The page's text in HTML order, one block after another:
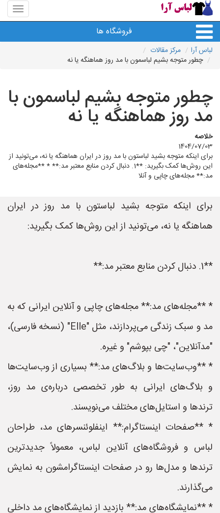
منوی
سایت
آرا
فروشگاه ها
لباس آرا
مرکز مقالات
چطور متوجه بشیم لباسمون با مد روز هماهنگه یا نه
چطور متوجه بشیم لباسمون با
مد روز هماهنگه یا نه
خلاصه
1404/07/03
برای اینکه متوجه بشید لباستون با مد روز در ایران هماهنگه یا نه، می‌تونید از
این روش‌ها کمک بگیرید: **1. دنبال کردن منابع معتبر مد:** * **مجله‌های
مد:** مجله‌های چاپی و آنلا
برای اینکه متوجه بشید لباستون با مد روز در ایران
هماهنگه یا نه، می‌تونید از این روش‌ها کمک بگیرید:
**1. دنبال کردن منابع معتبر مد:**
* **مجله‌های مد:** مجله‌های چاپی و آنلاین ایرانی که به
مد و سبک زندگی می‌پردازند، مثل "Elle" (نسخه فارسی)،
"مدآنلاین"، "چی بپوشم" و غیره.
* **وب‌سایت‌ها و بلاگ‌های مد:** بسیاری از وب‌سایت‌ها
و بلاگ‌های ایرانی به طور تخصصی درباره‌ی مد روز،
ترندها و استایل‌های مختلف می‌نویسند.
* **صفحات اینستاگرام:** اینفلوئنسرهای مد، طراحان
لباس و فروشگاه‌های آنلاین لباس، معمولاً جدیدترین
ترندها و مدل‌ها رو در صفحات اینستاگرامشون به نمایش
می‌گذارند.
* **نمایشگاه‌های مد:** بازدید از نمایشگاه‌های مد داخلی